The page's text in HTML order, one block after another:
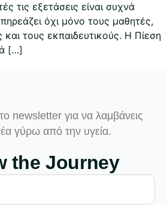
τις εξετάσεις είναι συχνά
όχι μόνο τους μαθητές,
και τους εκπαιδευτικούς. Η Πίεση
[…]
newsletter για να λαμβάνεις
γύρω από την υγεία.
the Journey